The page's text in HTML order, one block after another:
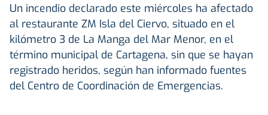
Un incendio declarado este miércoles ha afectado
al restaurante ZM Isla del Ciervo, situado en el
kilómetro 3 de La Manga del Mar Menor, en el
término municipal de Cartagena, sin que se hayan
registrado heridos, según han informado fuentes
del Centro de Coordinación de Emergencias.